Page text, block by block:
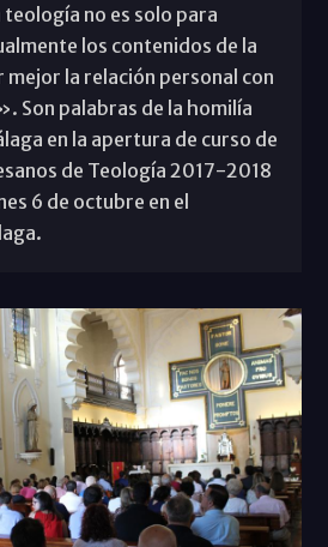
no es solo para
los contenidos de la
la relación personal con
Son palabras de la homilía
en la apertura de curso de
de Teología 2017-2018
6 de octubre en el